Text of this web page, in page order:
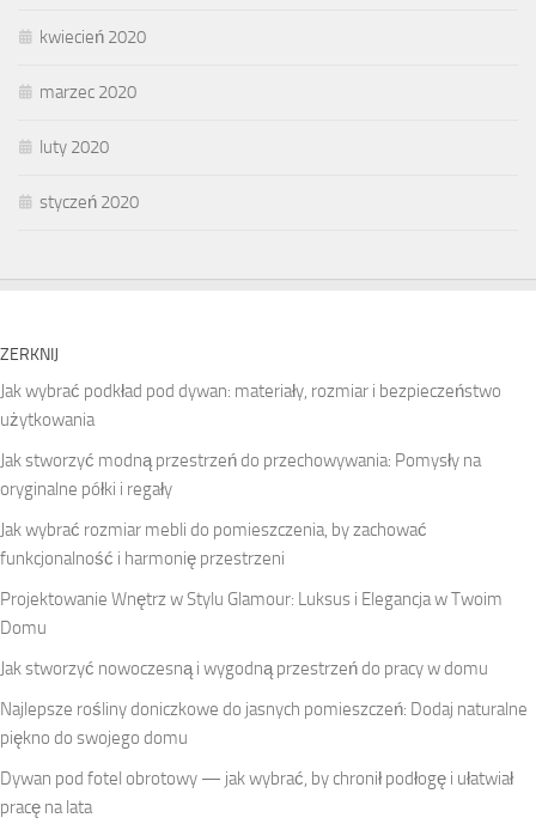
kwiecień 2020
marzec 2020
luty 2020
styczeń 2020
ZERKNIJ
Jak wybrać podkład pod dywan: materiały, rozmiar i bezpieczeństwo
użytkowania
Jak stworzyć modną przestrzeń do przechowywania: Pomysły na
oryginalne półki i regały
Jak wybrać rozmiar mebli do pomieszczenia, by zachować
funkcjonalność i harmonię przestrzeni
Projektowanie Wnętrz w Stylu Glamour: Luksus i Elegancja w Twoim
Domu
Jak stworzyć nowoczesną i wygodną przestrzeń do pracy w domu
Najlepsze rośliny doniczkowe do jasnych pomieszczeń: Dodaj naturalne
piękno do swojego domu
Dywan pod fotel obrotowy — jak wybrać, by chronił podłogę i ułatwiał
pracę na lata